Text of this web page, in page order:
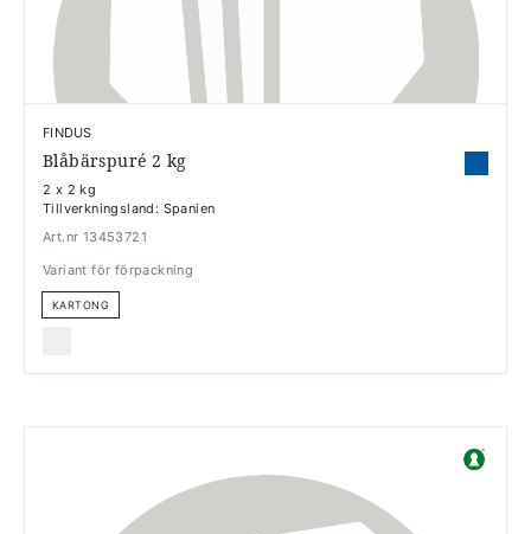
FINDUS
Blåbärspuré 2 kg
2 x 2 kg
Tillverkningsland: Spanien
Art.nr 13453721
Variant för förpackning
KARTONG